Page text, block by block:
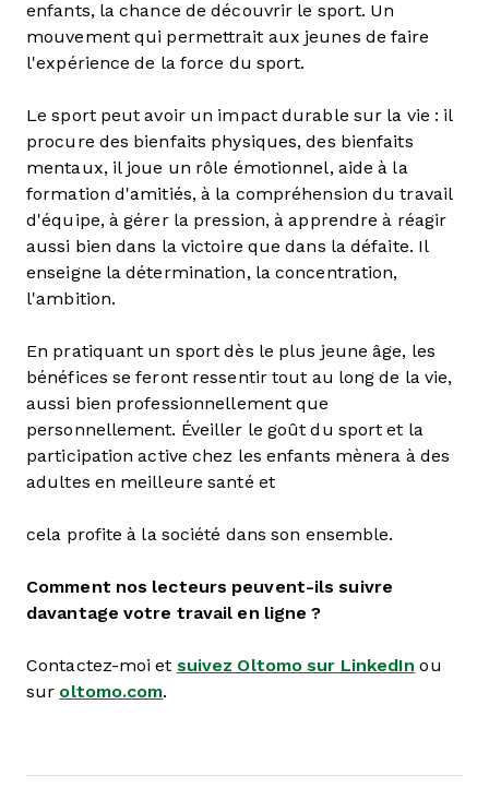
enfants, la chance de découvrir le sport. Un
mouvement qui permettrait aux jeunes de faire
l'expérience de la force du sport.
Le sport peut avoir un impact durable sur la vie : il
procure des bienfaits physiques, des bienfaits
mentaux, il joue un rôle émotionnel, aide à la
formation d'amitiés, à la compréhension du travail
d'équipe, à gérer la pression, à apprendre à réagir
aussi bien dans la victoire que dans la défaite. Il
enseigne la détermination, la concentration,
l'ambition.
En pratiquant un sport dès le plus jeune âge, les
bénéfices se feront ressentir tout au long de la vie,
aussi bien professionnellement que
personnellement. Éveiller le goût du sport et la
participation active chez les enfants mènera à des
adultes en meilleure santé et
cela profite à la société dans son ensemble.
Comment nos lecteurs peuvent-ils suivre
davantage votre travail en ligne ?
Contactez-moi et suivez Oltomo sur LinkedIn ou
sur oltomo.com.